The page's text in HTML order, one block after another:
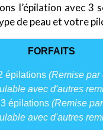
l’épilation avec 3
de peau et votre
FORFAITS
épilations (Remise par
avec d'autres
épilations (Remise par
avec d'autres